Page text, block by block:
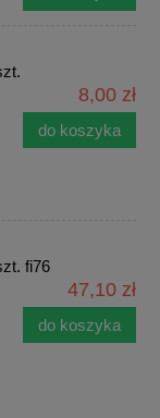
8,00 zł
do koszyka
fi76
47,10 zł
do koszyka